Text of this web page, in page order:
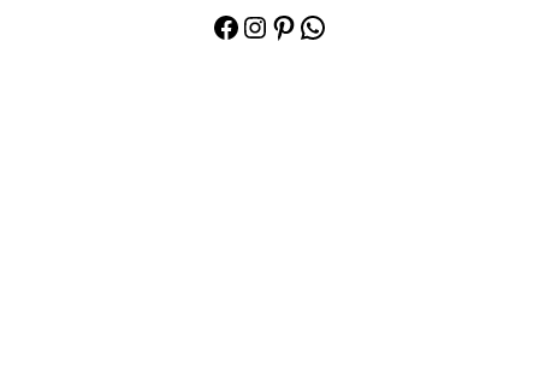
Facebook
Instagram
Pinterest
WhatsApp